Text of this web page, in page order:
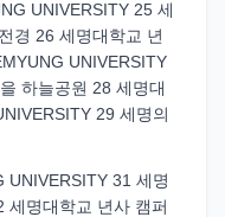
UNIVERSITY 25 세
경 26 세명대학교 년
UNIVERSITY
하늘공원 28 세명대
29 세명의
UNIVERSITY 31 세명
세명대학교 년사 캠퍼